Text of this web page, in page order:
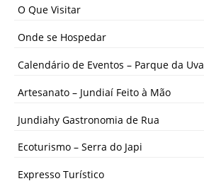
O Que Visitar
Onde se Hospedar
Calendário de Eventos – Parque da Uva
Artesanato – Jundiaí Feito à Mão
Jundiahy Gastronomia de Rua
Ecoturismo – Serra do Japi
Expresso Turístico